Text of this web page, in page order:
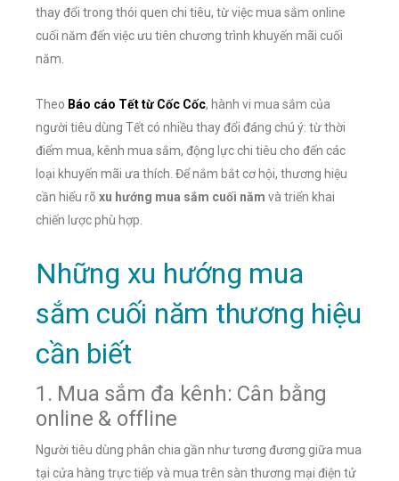
thay đổi trong thói quen chi tiêu, từ việc mua sắm online
cuối năm đến việc ưu tiên chương trình khuyến mãi cuối
năm.
Theo Báo cáo Tết từ Cốc Cốc, hành vi mua sắm của
người tiêu dùng Tết có nhiều thay đổi đáng chú ý: từ thời
điểm mua, kênh mua sắm, động lực chi tiêu cho đến các
loại khuyến mãi ưa thích. Để nắm bắt cơ hội, thương hiệu
cần hiểu rõ xu hướng mua sắm cuối năm và triển khai
chiến lược phù hợp.
Những xu hướng mua
sắm cuối năm thương hiệu
cần biết
1. Mua sắm đa kênh: Cân bằng
online & offline
Người tiêu dùng phân chia gần như tương đương giữa mua
tại cửa hàng trực tiếp và mua trên sàn thương mại điện tử